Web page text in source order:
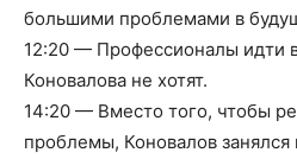
большими проблемами в
12:20 — Профессионалы идти
Коновалова не хотят.
14:20 — Вместо того, чтобы
проблемы, Коновалов